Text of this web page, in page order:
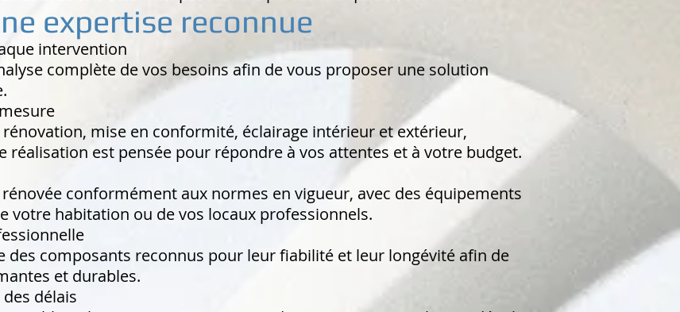
expertise reconnue
intervention
complète de vos besoins afin de vous proposer une solution
mise en conformité, éclairage intérieur et extérieur,
réalisation est pensée pour répondre à vos attentes et à votre budget.
conformément aux normes en vigueur, avec des équipements
votre habitation ou de vos locaux professionnels.
des composants reconnus pour leur fiabilité et leur longévité afin de
et durables.
délais